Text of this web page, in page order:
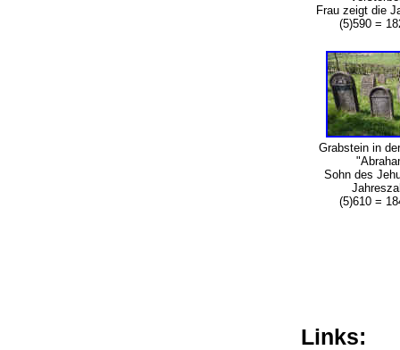
Frau zeigt die
(5)590 =
Grabstein in
Sohn des
(5)610 =
Links: